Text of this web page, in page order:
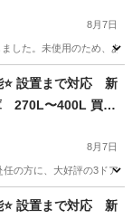
8月7日
した。未使用のため、
トサンダー
⭐️ 設置まで対応 新
270L〜400L 買い
8月7日
方に、大好評の3ドア
⭐️ 設置まで対応 新